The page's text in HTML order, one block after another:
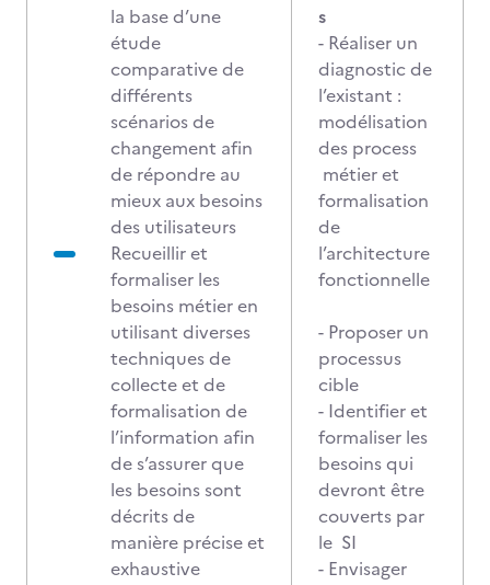
la base d’une
étude
comparative de
différents
scénarios de
changement afin
de répondre au
mieux aux besoins
des utilisateurs
Recueillir et
formaliser les
besoins métier en
utilisant diverses
techniques de
collecte et de
formalisation de
l’information afin
de s’assurer que
les besoins sont
décrits de
manière précise et
exhaustive
s
- Réaliser un
diagnostic de
l’existant :
modélisation
des process
métier et
formalisation
de
l’architecture
fonctionnelle
- Proposer un
processus
cible
- Identifier et
formaliser les
besoins qui
devront être
couverts par
le SI
- Envisager